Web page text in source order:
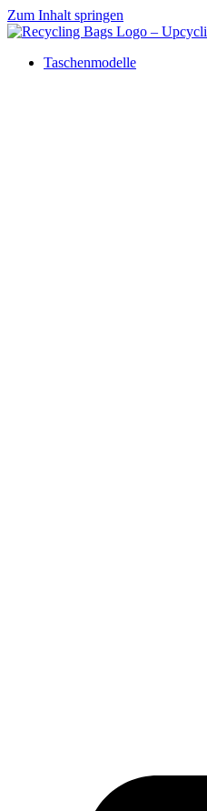
Zum Inhalt springen
Taschenmodelle